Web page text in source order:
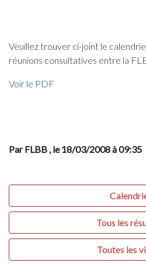
Veuillez trouver ci-joint le
réunions consultatives entre la
Voir le PDF
Par FLBB , le 18/03/2008 à 09:35
Tous les
Toutes les